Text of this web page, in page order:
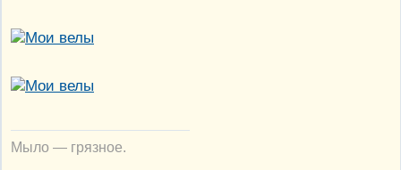
Мыло — грязное.